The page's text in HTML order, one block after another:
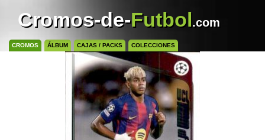
Cromos-de-Futbol.com
CROMOS ÁLBUM CAJAS / PACKS COLECCIONES